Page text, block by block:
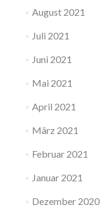
August 2021
Juli 2021
Juni 2021
Mai 2021
April 2021
März 2021
Februar 2021
Januar 2021
Dezember 2020